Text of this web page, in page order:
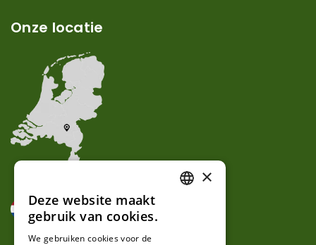
Onze locatie
×
Deze website maakt
gebruik van cookies.
We gebruiken cookies voor de